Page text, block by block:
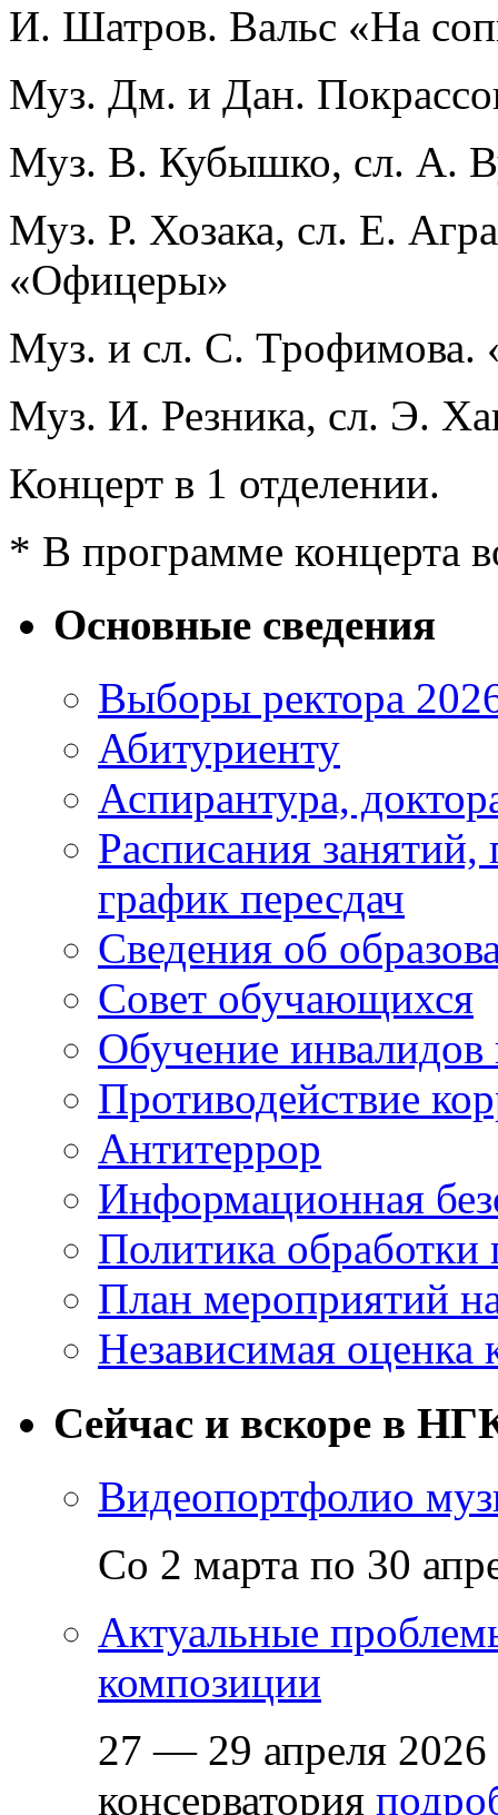
И. Шатров. Вальс «На
Муз. Дм. и Дан.
Муз. В. Кубышко, сл. А.
Муз. Р. Хозака, сл. Е.
«Офицеры»
Муз. и сл. С. Трофимова.
Муз. И. Резника, сл. Э.
Концерт в 1 отделении.
* В программе концерта
Основные сведения
Выборы ректора
Абитуриенту
Аспирантура,
Расписания
график пересдач
Сведения об
Совет обучающихся
Обучение
Противодействие
Антитеррор
Информационная
Политика
План мероприятий
Независимая оценка
Сейчас и вскоре в
Видеопортфолио
Со 2 марта по 30
Актуальные
композиции
27 — 29 апреля 2026
консерватория